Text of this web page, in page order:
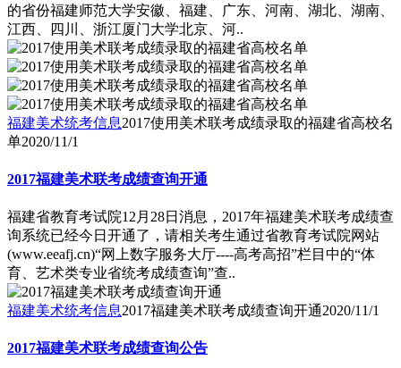
的省份福建师范大学安徽、福建、广东、河南、湖北、湖南、
江西、四川、浙江厦门大学北京、河..
福建美术统考信息2017使用美术联考成绩录取的福建省高校名
单2020/11/1
2017福建美术联考成绩查询开通
福建省教育考试院12月28日消息，2017年福建美术联考成绩查
询系统已经今日开通了，请相关考生通过省教育考试院网站
(www.eeafj.cn)“网上数字服务大厅----高考高招”栏目中的“体
育、艺术类专业省统考成绩查询”查..
福建美术统考信息2017福建美术联考成绩查询开通2020/11/1
2017福建美术联考成绩查询公告